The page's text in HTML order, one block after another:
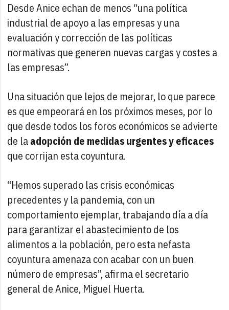
Desde Anice echan de menos “una política
industrial de apoyo a las empresas y una
evaluación y corrección de las políticas
normativas que generen nuevas cargas y costes a
las empresas”.
Una situación que lejos de mejorar, lo que parece
es que empeorará en los próximos meses, por lo
que desde todos los foros económicos se advierte
de laadopción de medidas urgentes y eficaces
que corrijan esta coyuntura.
“Hemos superado las crisis económicas
precedentes y la pandemia, con un
comportamiento ejemplar, trabajando día a día
para garantizar el abastecimiento de los
alimentos a la población, pero esta nefasta
coyuntura amenaza con acabar con un buen
número de empresas”, afirma el secretario
general de Anice, Miguel Huerta.